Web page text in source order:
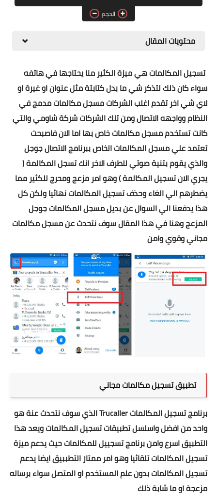
مقارنات الهواتف الذكيةالحجم
محتويات المقال
تسجيل المكالمات هي ميزة الكثير منا يحتاجها في هاتفه
سواء كان ذلك لتذكر شي ما بدل كتابتة مثل عنوان او غيرة او
لاي شي اخر تقدم اغلب الشركات مسجل مكالمات مدمج في
النظام وواجهه الاتصال ومن تلك الشركات شركة شاومي والتي
كانت تستخدم مسجل مكالمات خاص بها اما الان فاصبحت
تعتمد علي مسجل المكالمات الخاص ببرنامج الاتصال جوجل
والذي يقوم بتنية صوتي للطرف الاخر انك تسجل المكالمة (
يجري الان تسجيل المكالمة ) وهو امر مزعج ومحرج للكثير مما
يضطرهم الي الغاء وحذف تسجيل المكالمات نهائيا ولكن كل
هذا يدفعنا الي السوال عن بديل مسجل المكالمات جوجل
المزعج وهنا في هذا المقال سوف نتحدث عن مسجل مكالمات
مجاني وقوي وامن
تطبيق تسجيل مكالمات مجاني
برنامج تسجيل المكالمات Trucaller الذي سوف نتحدث عنة هو
واحد من افضل واسلسل تطبيقات تسجيل المكالمات ويعد هذا
التطبيق اسرع وامن برنامج تسجييل للمكالمات حيث يدعم ميزة
تسجيل المكالمات تلقائيا وهو امر ممتاز التطببيق ايضا يدعم
تسجيل المكالمات بدون علم المستخدم او المتصل سواء برساله
مزعجة او ما شابة ذلك